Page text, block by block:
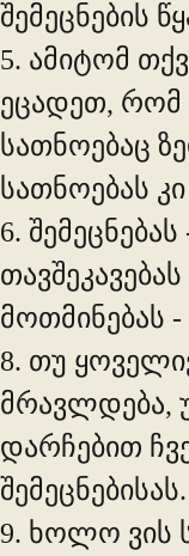
შემეცნების
5. ამიტომ
ეცადეთ, რომ
სათნოებაც
სათნოებას კი
6. შემეცნებას
მოთმინებას
8. თუ
მრავლდება,
დარჩებით
შემეცნებისას.
9. ხოლო ვის